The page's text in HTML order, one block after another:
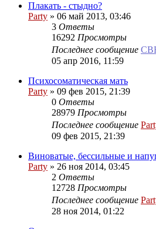
Плакать - стыдно?
Party » 06 май 2013, 03:46
3 Ответы
16292 Просмотры
Последнее сообщение
05 апр 2016, 11:59
Психосоматическая мать
Party » 09 фев 2015, 21:39
0 Ответы
28979 Просмотры
Последнее сообщение
09 фев 2015, 21:39
Виноватые, бессильные и
Party » 26 ноя 2014, 03:45
2 Ответы
12728 Просмотры
Последнее сообщение
28 ноя 2014, 01:22